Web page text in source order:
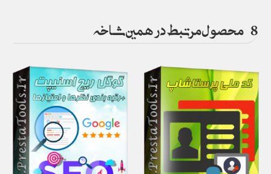
8 محصول مرتبط در همین شاخه